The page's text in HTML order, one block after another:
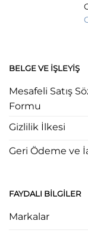
BELGE VE İŞLEYIŞ
Mesafeli Satış
Formu
Gizlilik İlkesi
Geri Ödeme ve
FAYDALI BILGILER
Markalar